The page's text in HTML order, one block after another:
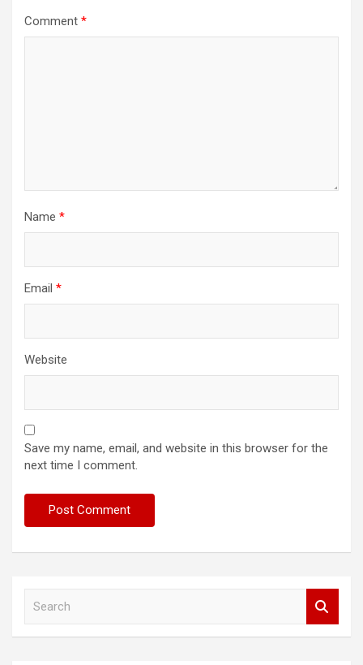
Comment *
Name *
Email *
Website
Save my name, email, and website in this browser for the
next time I comment.